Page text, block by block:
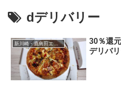
dデリバリー
新川崎・鹿島田エリア
30％還
デリバ